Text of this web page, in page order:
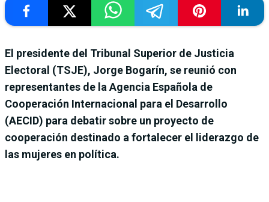
El presidente del Tribunal Superior de Justicia
Electoral (TSJE), Jorge Bogarín, se reunió con
representantes de la Agencia Española de
Cooperación Internacional para el Desarrollo
(AECID) para debatir sobre un proyecto de
cooperación destinado a fortalecer el liderazgo de
las mujeres en política.